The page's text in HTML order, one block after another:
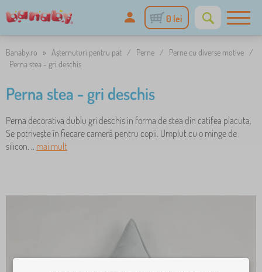
0 lei
Banaby.ro » Așternuturi pentru pat / Perne / Perne cu diverse motive /
Perna stea - gri deschis
Perna stea - gri deschis
Perna decorativa dublu gri deschis in forma de stea din catifea placuta.
Se potrivește în fiecare cameră pentru copii. Umplut cu o minge de
silicon. .. mai mult